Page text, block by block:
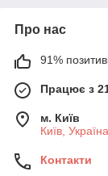
Про нас
91%
Працює з
м. Київ
Київ, Україна
Контакти